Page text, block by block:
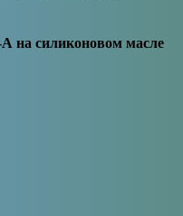
на силиконовом масле